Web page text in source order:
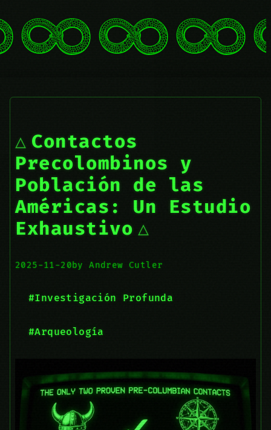
Contactos
Precolombinos y
Población de las
Américas: Un Estudio
Exhaustivo
2025-11-20by Andrew Cutler
#Investigación Profunda
#Arqueología